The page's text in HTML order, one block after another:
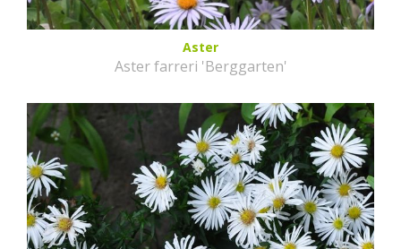
Aster
Aster farreri 'Berggarten'